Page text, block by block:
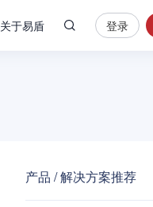
关于易盾
安
全
登录
产品 / 解决方案推荐